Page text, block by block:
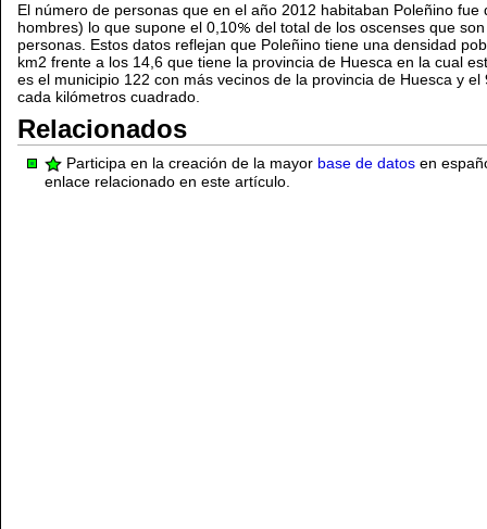
El número de personas que en el año 2012 habitaban Poleñino fue
hombres) lo que supone el 0,10
del total de los oscenses que
personas. Estos datos reflejan que Poleñino tiene una densidad
km2 frente a los 14,6 que tiene la provincia de Huesca en la cual
es el municipio 122 con más vecinos de la provincia de Huesca y
cada kilómetros cuadrado.
Relacionados
Participa en la creación de la mayor base de datos en
enlace relacionado en este artículo.